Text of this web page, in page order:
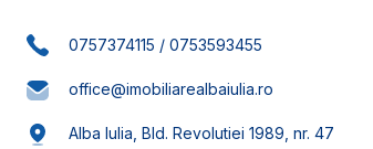
0757374115 / 0753593455
office@imobiliarealbaiulia.ro
Alba Iulia, Bld. Revolutiei 1989, nr. 47